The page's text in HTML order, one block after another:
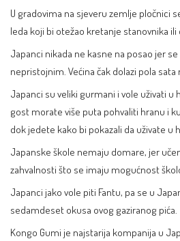
U gradovima na sjeveru zemlje pločnici
leda koji bi otežao kretanje stanovnika ili
Japanci nikada ne kasne na posao jer
nepristojnim. Većina čak dolazi pola sata
Japanci su veliki gurmani i vole uživati u
gost morate više puta pohvaliti hranu i
dok jedete kako bi pokazali da uživate u
Japanske škole nemaju domare, jer
zahvalnosti što se imaju mogućnost
Japanci jako vole piti Fantu, pa se u
sedamdeset okusa ovog gaziranog pića.
Kongo Gumi je najstarija kompanija u